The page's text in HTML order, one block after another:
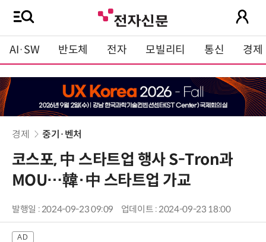
AI·SW 반도체 전자 모빌리티 통신 경제
경제 중기·벤처
코스포, 中 스타트업 행사 S-Tron과
MOU…韓·中 스타트업 가교
발행일 : 2024-09-23 09:09 업데이트 : 2024-09-23 18:00